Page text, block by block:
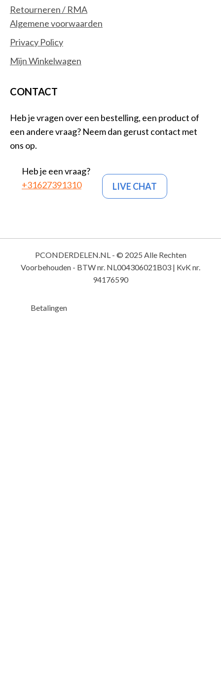
Retourneren / RMA
Algemene voorwaarden
Privacy Policy
Mijn Winkelwagen
CONTACT
Heb je vragen over een bestelling, een product of
een andere vraag? Neem dan gerust contact met
ons op.
Heb je een vraag?
+31627391310
LIVE CHAT
PCONDERDELEN.NL - © 2025 Alle Rechten
Voorbehouden - BTW nr. NL004306021B03 | KvK nr.
94176590
Betalingen